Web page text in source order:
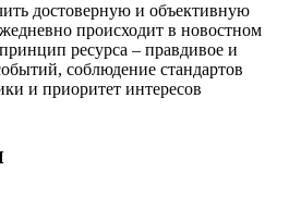
достоверную и объективную
происходит в новостном
ресурса – правдивое и
соблюдение стандартов
и приоритет интересов